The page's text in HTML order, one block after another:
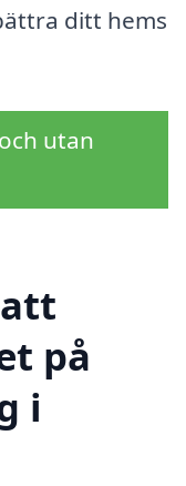
ditt hems
utan
på
i